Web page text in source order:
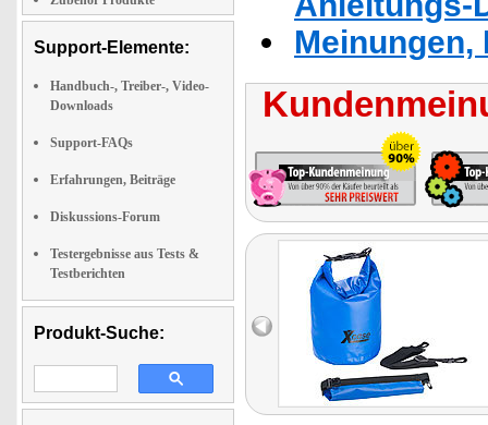
Support-Elemente:
Handbuch-, Treiber-, Video-
Downloads
Support-FAQs
Erfahrungen, Beiträge
Diskussions-Forum
Testergebnisse aus Tests &
Testberichten
Produkt-Suche: